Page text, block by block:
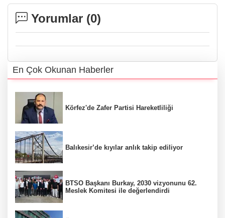
Yorumlar (0)
En Çok Okunan Haberler
Körfez'de Zafer Partisi Hareketliliği
Balıkesir’de kıyılar anlık takip ediliyor
BTSO Başkanı Burkay, 2030 vizyonunu 62.
Meslek Komitesi ile değerlendirdi